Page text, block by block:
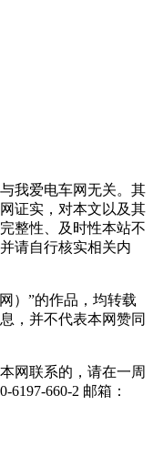
我爱电车网无关。其
证实，对本文以及其
整性、及时性本站不
请自行核实相关内
）”的作品，均转载
，并不代表本网赞同
网联系的，请在一周
660-2 邮箱：